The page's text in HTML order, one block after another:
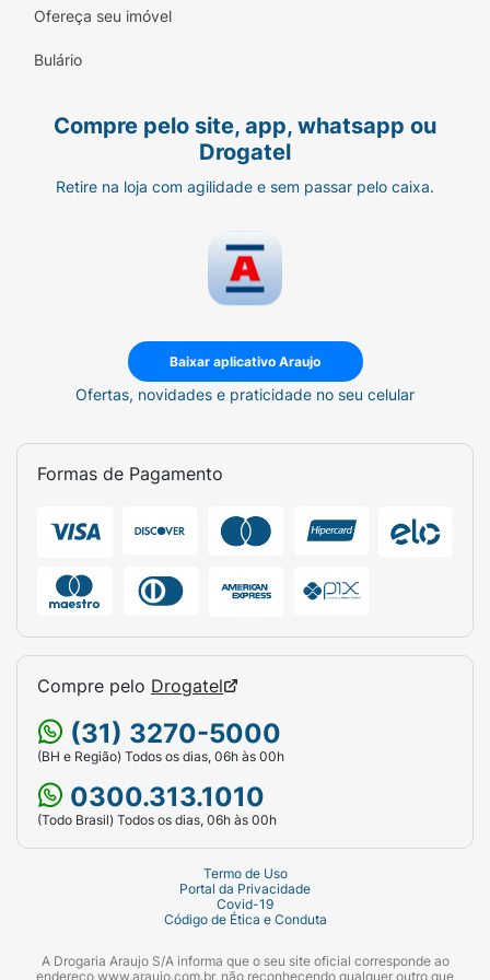
como reparador de pontas, finalizador
protetor ou misturado ao creme para
Proteção Térmica Integrada:Cria uma
barreira invisível que protege os fios contra
calor.
Brilho Exuberante e Toque Leve:
de rápida absorção que deixa o cabelo
ultrailuminado e soltinho, sem resíduos
Foco em Cabelos Ressecados e Secos:
Combate intensamente o frizz e o toque
secos ou úmidos, coloque uma pequena
quantidade do Óleo Farmax Nutrição
Milagrosa na palma das mãos e distribua
uniformemente pelo comprimento e pontas.
Não enxágue. Finalize como de costume
com ou sem ferramentas de calor.
Para Turbinar a Máscara:
gotas do óleo à quantidade de máscara
capilar que você vai usar no momento.
Misture bem, aplique nos fios lavados,
deixe agir pelo tempo recomendado pelo
creme e enxágue abundantemente.
Farmax.
Produto:Óleo Nutrição Milagrosa
Ofereça seu imóvel
Bulário
Compre pelo site, app, whatsapp ou
Drogatel
Retire na loja com agilidade e sem passar pelo caixa.
Baixar aplicativo Araujo
Ofertas, novidades e praticidade no seu celular
Formas de Pagamento
Compre pelo Drogatel
(31) 3270-5000
(BH e Região) Todos os dias, 06h às 00h
0300.313.1010
(Todo Brasil) Todos os dias, 06h às 00h
Termo de Uso
Portal da Privacidade
Covid-19
Código de Ética e Conduta
A Drogaria Araujo S/A informa que o seu site oficial corresponde ao
endereço www.araujo.com.br, não reconhecendo qualquer outro que